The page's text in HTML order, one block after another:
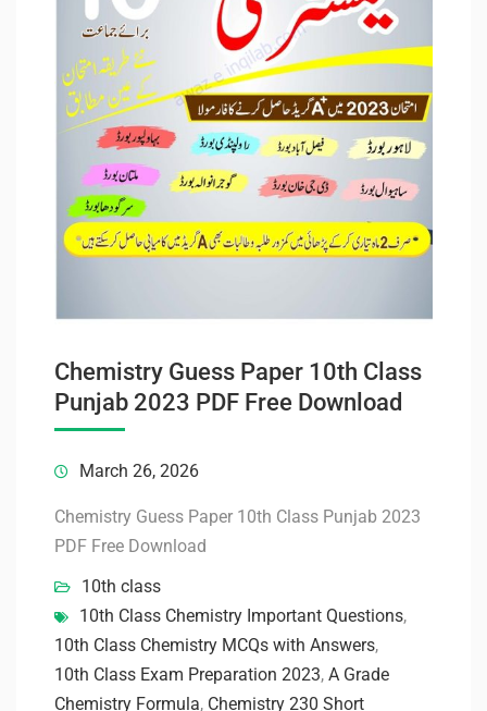
Chemistry Guess Paper 10th Class
Punjab 2023 PDF Free Download
March 26, 2026
Chemistry Guess Paper 10th Class Punjab 2023
PDF Free Download
10th class
10th Class Chemistry Important Questions,
10th Class Chemistry MCQs with Answers,
10th Class Exam Preparation 2023, A Grade
Chemistry Formula, Chemistry 230 Short